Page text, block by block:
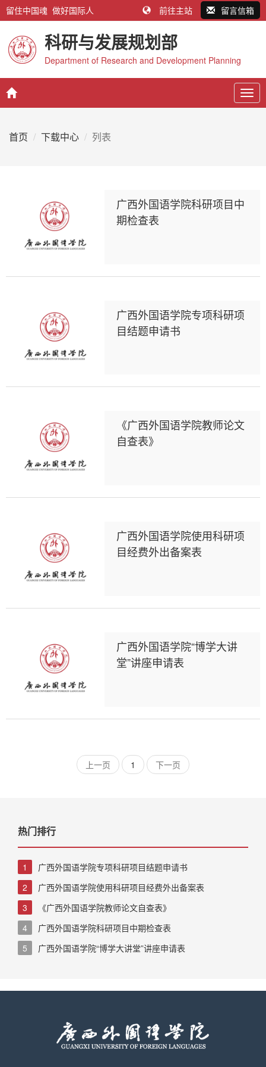
留住中国魂 做好国际人 前往主站 留言信箱
科研与发展规划部
Department of Research and Development Planning
首页 下载中心 列表
广西外国语学院科研项目中
期检查表
广西外国语学院专项科研项
目结题申请书
《广西外国语学院教师论文
自查表》
广西外国语学院使用科研项
目经费外出备案表
广西外国语学院“博学大讲
堂”讲座申请表
上一页 1 下一页
热门排行
1
广西外国语学院专项科研项目结题申请书
2
广西外国语学院使用科研项目经费外出备案表
3
《广西外国语学院教师论文自查表》
4
广西外国语学院科研项目中期检查表
5
广西外国语学院“博学大讲堂”讲座申请表